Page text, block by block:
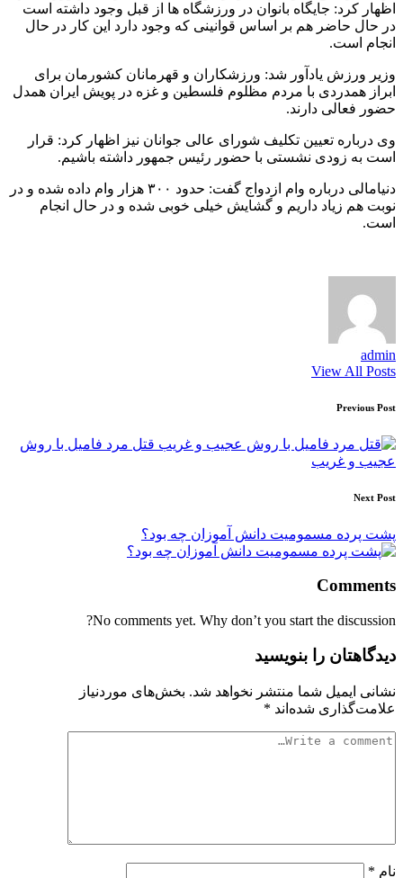
اظهار کرد: جایگاه بانوان در ورزشگاه ها از قبل وجود داشته است
در حال حاضر هم بر اساس قوانینی که وجود دارد این کار در حال
انجام است.
وزیر ورزش یادآور شد: ورزشکاران و قهرمانان کشورمان برای
ابراز همدردی با مردم مظلوم فلسطین و غزه در پویش ایران همدل
حضور فعالی دارند.
وی درباره تعیین تکلیف شورای عالی جوانان نیز اظهار کرد: قرار
است به زودی نشستی با حضور رئیس جمهور داشته باشیم.
دنیامالی درباره وام ازدواج گفت: حدود ۳۰۰ هزار وام داده شده و در
نوبت هم زیاد داریم و گشایش خیلی خوبی شده و در حال انجام
است.
admin
View All Posts
Post
navigation
Previous Post
قتل مرد فامیل با روش
عجیب و غریب
Next Post
پشت پرده مسمومیت دانش آموزان چه بود؟
Comments
No comments yet. Why don’t you start the discussion?
دیدگاهتان را بنویسید
نشانی ایمیل شما منتشر نخواهد شد. بخش‌های موردنیاز
علامت‌گذاری شده‌اند *
نام *